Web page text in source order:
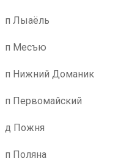
п Лыаёль
п Месъю
п Нижний Доманик
п Первомайский
д Пожня
п Поляна